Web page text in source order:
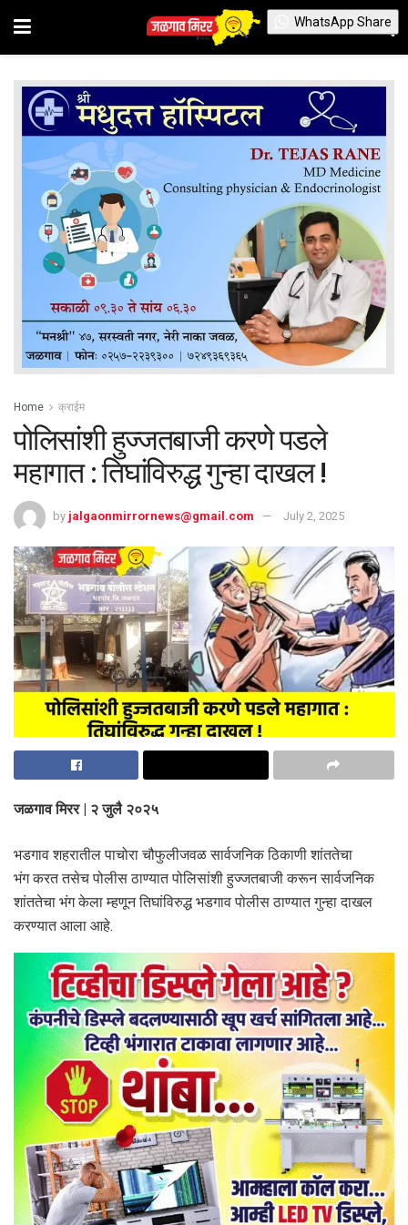
Home क्राईम
पोलिसांशी हुज्जतबाजी करणे पडले
महागात : तिघांविरुद्ध गुन्हा दाखल !
by jalgaonmirrornews@gmail.com July 2, 2025
जळगाव मिरर | २ जुलै २०२५
भडगाव शहरातील पाचोरा चौफुलीजवळ सार्वजनिक ठिकाणी शांततेचा
भंग करत तसेच पोलीस ठाण्यात पोलिसांशी हुज्जतबाजी करून सार्वजनिक
शांततेचा भंग केला म्हणून तिघांविरुद्ध भडगाव पोलीस ठाण्यात गुन्हा दाखल
करण्यात आला आहे.
WhatsApp Share